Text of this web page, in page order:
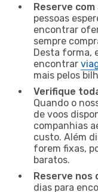
Reserve
pessoas
encontrar
sempre
Desta forma,
encontrar
mais pelos
Verifique
Quando o
de voos
companhias
custo. Além
forem fixas,
baratos.
Reserve nos
dias para